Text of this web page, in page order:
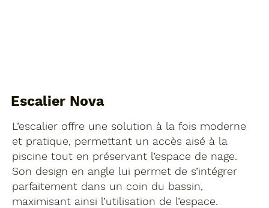
Escalier Nova
L’escalier offre une solution à la fois moderne
et pratique, permettant un accès aisé à la
piscine tout en préservant l’espace de nage.
Son design en angle lui permet de s’intégrer
parfaitement dans un coin du bassin,
maximisant ainsi l’utilisation de l’espace.